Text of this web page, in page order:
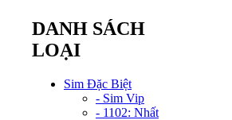
DANH SÁCH
LOẠI
Sim Đặc Biệt
- Sim Vip
- 1102: Nhất